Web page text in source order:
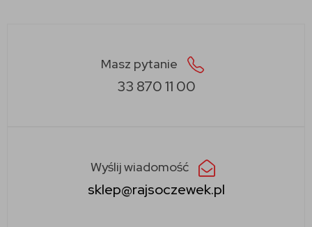
Masz pytanie
33 870 11 00
Wyślij wiadomość
sklep@rajsoczewek.pl